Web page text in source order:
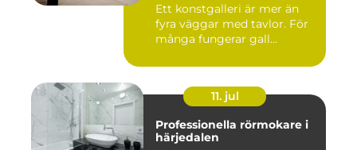
Ett konstgalleri är mer än
fyra väggar med tavlor. För
många fungerar gall...
11. jul
Professionella rörmokare i
härjedalen